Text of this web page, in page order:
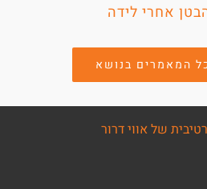
אחרי לידה
המאמרים בנושא
של אווי דרור